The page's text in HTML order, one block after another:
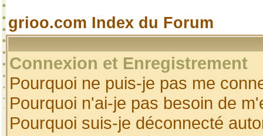
grioo.com Index du Forum
Connexion et Enregistrement
Pourquoi ne puis-je pas me
Pourquoi n'ai-je pas besoin de
Pourquoi suis-je déconnecté